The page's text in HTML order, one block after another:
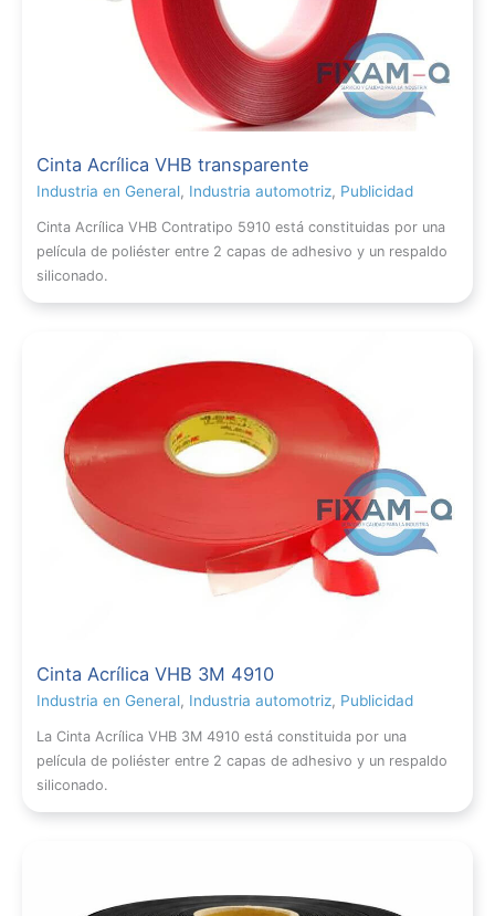
Cinta Acrílica VHB transparente
Industria en General, Industria automotriz, Publicidad
Cinta Acrílica VHB Contratipo 5910 está constituidas por una
película de poliéster entre 2 capas de adhesivo y un respaldo
siliconado.
Cinta Acrílica VHB 3M 4910
Industria en General, Industria automotriz, Publicidad
La Cinta Acrílica VHB 3M 4910 está constituida por una
película de poliéster entre 2 capas de adhesivo y un respaldo
siliconado.